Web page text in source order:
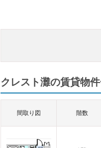
クレスト灘の賃貸物件
間取り図 階数